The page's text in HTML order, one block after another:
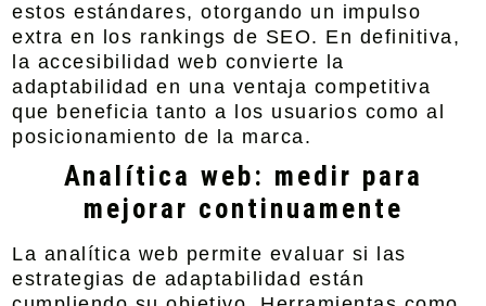
estos estándares, otorgando un impulso
extra en los rankings de SEO. En definitiva,
la accesibilidad web convierte la
adaptabilidad en una ventaja competitiva
que beneficia tanto a los usuarios como al
posicionamiento de la marca.
Analítica web: medir para
mejorar continuamente
La analítica web permite evaluar si las
estrategias de adaptabilidad están